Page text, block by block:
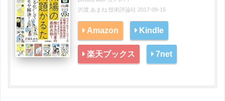
沢渡 あまね 技術評論社 2017-09-15
Amazon Kindle
楽天ブックス 7net